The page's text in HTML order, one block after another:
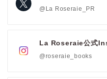
@La Roseraie_PR
La Roseraie公式
@roseraie_books